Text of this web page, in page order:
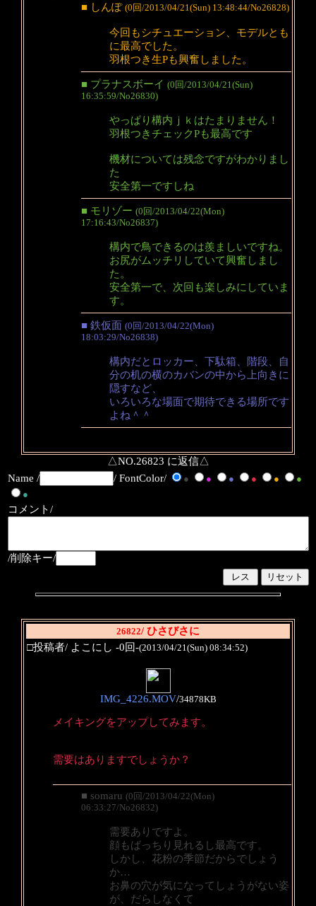
■ しんぽ (0回/2013/04/21(Sun) 13:48:44/No26828)
今回もシチュエーション、モデルとも
に最高でした。
羽根つき生Pも興奮しました。
■ プラナスボーイ (0回/2013/04/21(Sun)
16:35:59/No26830)
やっぱり構内ｊｋはたまりません！
羽根つきチェックPも最高です
機材については残念ですがわかりまし
た
安全第一ですしね
■ モリゾー (0回/2013/04/22(Mon)
17:16:43/No26837)
構内で鳥できるのは羨ましいですね。
お尻がムッチリしていて興奮しまし
た。
安全第一で、次回も楽しみにしていま
す。
■ 鉄仮面 (0回/2013/04/22(Mon)
18:03:29/No26838)
構内だとロッカー、下駄箱、階段、自
分の机の横のカバンの中から上向きに
隠すなど、
いろいろな場面で期待できる場所です
よね＾＾
△NO.26823 に返信△
Name /
/ FontColor/ ● ● ● ● ●
●
●
コメント/
/削除キー/
26822/ ひさびさに
□投稿者/ よこにし -0回-(2013/04/21(Sun) 08:34:52)
IMG_4226.MOV/34878KB
メイキングをアップしてみます。
需要はありますでしょうか？
■ somaru (0回/2013/04/22(Mon)
06:33:27/No26832)
需要ありですよ。
顔もばっちり見れるし最高です。
しかし、花粉の季節だからでしょう
か…
お鼻の穴が気になってしょうがない姿
が、だらしなくて